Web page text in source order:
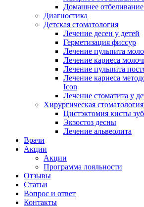
Домашнее отбеливание
Диагностика
Детская стоматология
Лечение десен у детей
Герметизация фиссур
Лечение пульпита
Лечение кариеса
Лечение пульпита
Лечение кариеса
Icon
Лечение стоматита у
Хирургическая стоматология
Цистэктомия кисты
Экзостоз десны
Лечение альвеолита
Врачи
Акции
Акции
Программа лояльности
Отзывы
Статьи
Вопрос и ответ
Контакты